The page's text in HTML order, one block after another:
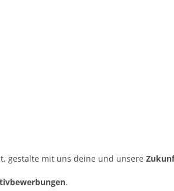
gestalte mit uns deine und unsere
.